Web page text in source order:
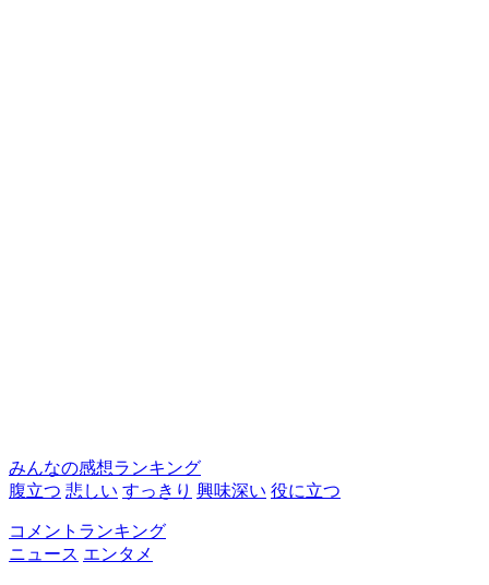
みんなの感想ランキング
腹立つ 悲しい すっきり 興味深い 役に立つ
コメントランキング
ニュース エンタメ